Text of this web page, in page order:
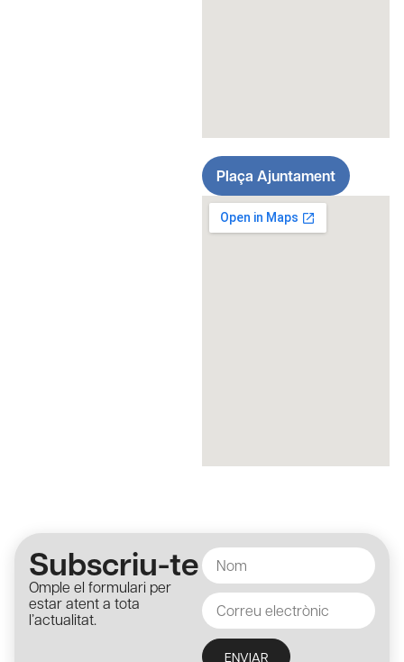
Plaça Ajuntament
Subscriu-te
Omple el formulari per
estar atent a tota
l’actualitat.
ENVIAR